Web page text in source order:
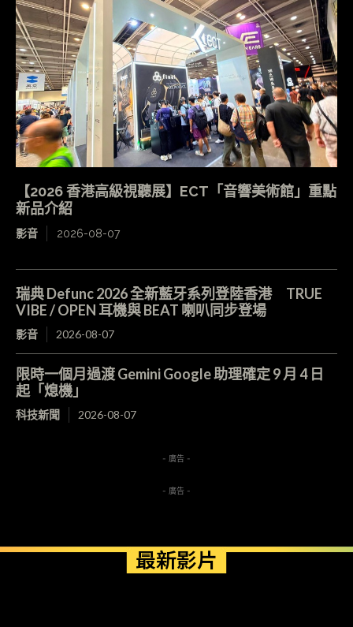
【2026 香港高級視聽展】ECT「音響美術館」重點
新品介紹
影音 2026-08-07
瑞典 Defunc 2026 全新藍牙系列登陸香港 TRUE
VIBE / OPEN 耳機與 BEAT 喇叭同步登場
影音 2026-08-07
限時一個月過渡 Gemini Google 助理確定 9 月 4 日
起「熄機」
科技新聞 2026-08-07
- 廣告 -
- 廣告 -
最新影片